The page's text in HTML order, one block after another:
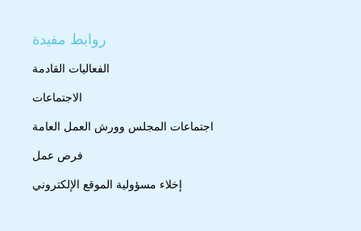
روابط مفيدة
الفعاليات القادمة
الاجتماعات
اجتماعات المجلس وورش العمل العامة
فرص عمل
إخلاء مسؤولية الموقع الإلكتروني